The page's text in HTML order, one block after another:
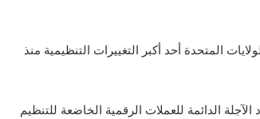
المتحدة أحد أكبر التغييرات التنظيمية منذ
الآجلة الدائمة للعملات الرقمية الخاضعة للتنظيم